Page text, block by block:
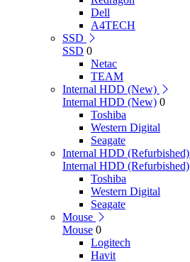
Dell
A4TECH
SSD
SSD 0
Netac
TEAM
Internal HDD (New)
Internal HDD (New) 0
Toshiba
Western Digital
Seagate
Internal HDD (Refurbished)
Internal HDD (Refurbished)
Toshiba
Western Digital
Seagate
Mouse
Mouse 0
Logitech
Havit